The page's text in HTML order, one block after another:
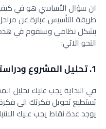
ان سؤال الأساسي هو في
طريقة التأسيس عبارة عن
بشكل نظامي وسنقوم في هذه
النحو الاتي:
1. تحليل المشروع ودراسته
في البداية يجب عليك تحليل
تستطيع تحويل فكرتك الى
يوجد عدة نقاط يجب عليك